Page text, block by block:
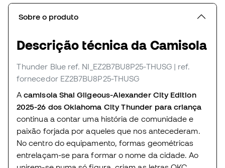
Sobre o produto
Descrição técnica da Camisola
Thunder Blue ref. NI_EZ2B7BU8P25-THUSG | ref.
fornecedor EZ2B7BU8P25-THUSG
Acamisola Shai Gilgeous-Alexander City Edition
2025-26 dos Oklahoma City Thunder para criança
continua a contar uma história de comunidade e
paixão forjada por aqueles que nos antecederam.
No centro do equipamento, formas geométricas
entrelaçam-se para formar o nome da cidade. Ao